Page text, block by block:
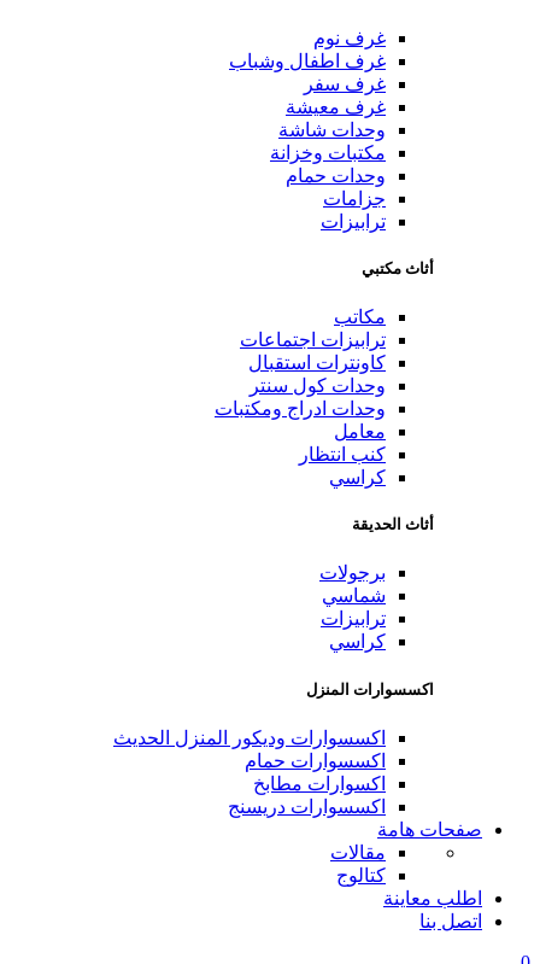
غرف نوم
غرف اطفال وشباب
غرف سفر
غرف معيشة
وحدات شاشة
مكتبات وخزانة
وحدات حمام
جزامات
ترابيزات
أثاث مكتبي
مكاتب
ترابيزات اجتماعات
كاونترات استقبال
وحدات كول سنتر
وحدات ادراج ومكتبات
معامل
كنب انتظار
كراسي
أثاث الحديقة
برجولات
شماسي
ترابيزات
كراسي
اكسسوارات المنزل
اكسسوارات وديكور المنزل الحديث
اكسسوارات حمام
اكسوارات مطابخ
اكسسوارات دريسنج
صفحات هامة
مقالات
كتالوج
اطلب معاينة
اتصل بنا